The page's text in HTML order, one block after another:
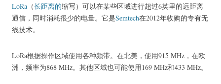
LoRa （长距离的缩写）可以在某些区域进行超过6英里的远距离
通信，同时消耗很少的电量。 它是Semtech在2012年收购的专有无
线技术。
LoRa根据操作区域使用各种频带。 在北美，使用915 MHz，在欧
洲，频率为868 MHz。 其他区域也可能使用169 MHz和433 MHz。